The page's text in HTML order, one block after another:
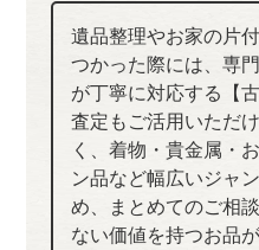
遺品整理やお家の片
つかった際には、専
が丁寧に対応する【
査定もご活用いただ
く、着物・貴金属・
ン品など幅広いジャ
め、まとめてのご相
ない価値を持つお品